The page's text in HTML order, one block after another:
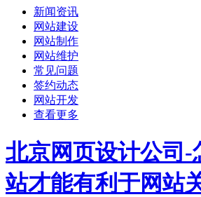
新闻资讯
网站建设
网站制作
网站维护
常见问题
签约动态
网站开发
查看更多
北京网页设计公司-
站才能有利于网站